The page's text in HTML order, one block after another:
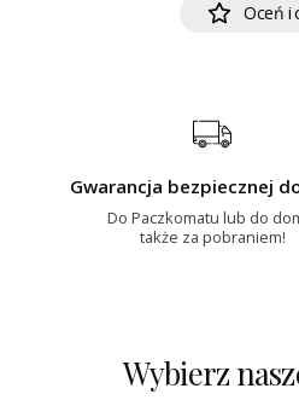
Oceń i
Gwarancja bezpiecznej
Do Paczkomatu lub do
także za pobraniem!
Wybierz